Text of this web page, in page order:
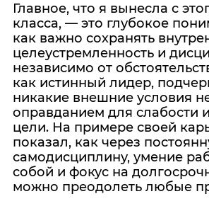
Главное, что я вынесла с
класса, — это глубокое
как важно сохранять
целеустремленность и
независимо от
как истинный лидер,
никакие внешние условия
оправданием для слабости
цели. На примере своей
показал, как через
самодисциплину, умение
собой и фокус на
можно преодолеть любые